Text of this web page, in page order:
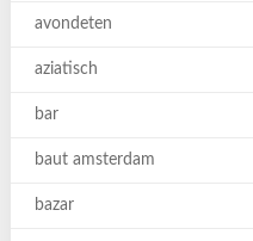
avondeten
aziatisch
bar
baut amsterdam
bazar